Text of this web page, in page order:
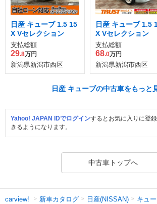
日産 キューブ 1.5 15
X Vセレクション
支払総額
29.8万円
新潟県新潟市西区
日産 キューブ 1.5
X Vセレクション
支払総額
68.0万円
新潟県新潟市西区
日産 キューブの中古車をもっと
Yahoo! JAPAN IDでログインするとお気に入りに登
きるようになります。
中古車トップへ
carview! 新車カタログ 日産(NISSAN) キュ